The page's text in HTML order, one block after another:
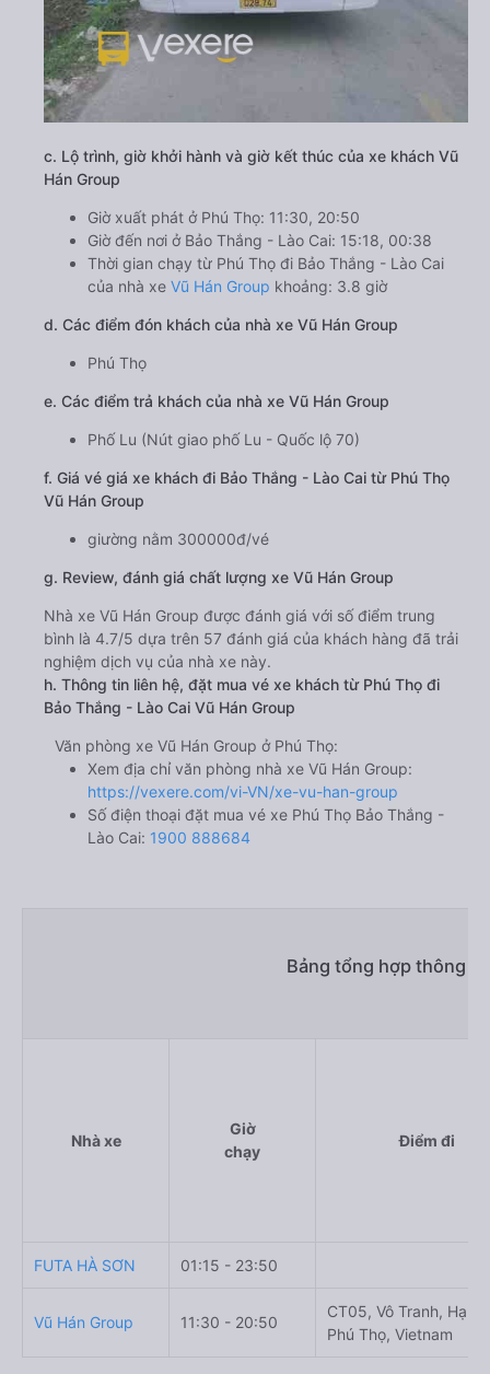
c. Lộ trình, giờ khởi hành và giờ kết thúc của xe khách Vũ
Hán Group
Giờ xuất phát ở Phú Thọ: 11:30, 20:50
Giờ đến nơi ở Bảo Thắng - Lào Cai: 15:18, 00:38
Thời gian chạy từ Phú Thọ đi Bảo Thắng - Lào Cai
của nhà xe Vũ Hán Group khoảng: 3.8 giờ
d. Các điểm đón khách của nhà xe Vũ Hán Group
Phú Thọ
e. Các điểm trả khách của nhà xe Vũ Hán Group
Phố Lu (Nút giao phố Lu - Quốc lộ 70)
f. Giá vé giá xe khách đi Bảo Thắng - Lào Cai từ Phú Thọ
Vũ Hán Group
giường nằm 300000đ/vé
g. Review, đánh giá chất lượng xe Vũ Hán Group
Nhà xe Vũ Hán Group được đánh giá với số điểm trung
bình là 4.7/5 dựa trên 57 đánh giá của khách hàng đã trải
nghiệm dịch vụ của nhà xe này.
h. Thông tin liên hệ, đặt mua vé xe khách từ Phú Thọ đi
Bảo Thắng - Lào Cai Vũ Hán Group
Văn phòng xe Vũ Hán Group ở Phú Thọ:
Xem địa chỉ văn phòng nhà xe Vũ Hán Group:
https://vexere.com/vi-VN/xe-vu-han-group
Số điện thoại đặt mua vé xe Phú Thọ Bảo Thắng -
Lào Cai: 1900 888684
Bảng tổng hợp thông
Nhà xe
Giờ
chạy
Điểm đi
FUTA HÀ SƠN 01:15 - 23:50
Vũ Hán Group 11:30 - 20:50
CT05, Vô Tranh, Hạ
Phú Thọ, Vietnam